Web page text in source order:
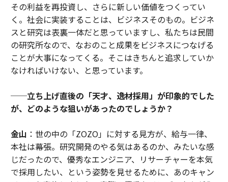
その利益を再投資し、さらに新しい価値をつくってい
く。社会に実装することは、ビジネスそのもの。ビジネ
スと研究は表裏一体だと思っていますし、私たちは民間
の研究所なので、なおのこと成果をビジネスにつなげる
ことが大事になってくる。そこはきちんと追求していか
なければいけない、と思っています。
──立ち上げ直後の「天才、逸材採用」が印象的でした
が、どのような狙いがあったのでしょうか？
金山 ：世の中の「ZOZO」に対する見方が、給与一律、
本社は幕張。研究開発のやる気はあるのか、みたいな感
じだったので、優秀なエンジニア、リサーチャーを本気
で採用したい、という姿勢を見せるために、あのキャン